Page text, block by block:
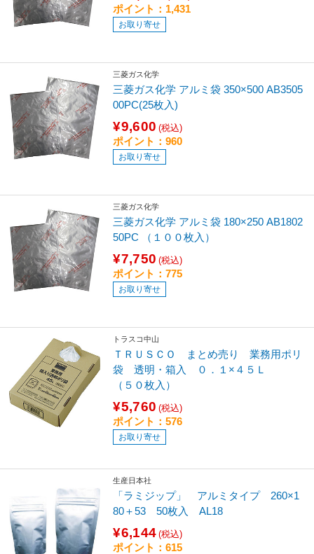
ポイント：1,431
お取り寄せ
三菱ガス化学
三菱ガス化学 アルミ袋 350×500 AB3505
00PC(25枚入)
¥9,600 (税込)
ポイント：960
お取り寄せ
三菱ガス化学
三菱ガス化学 アルミ袋 180×250 AB1802
50PC （１００枚入）
¥7,750 (税込)
ポイント：775
お取り寄せ
トラスコ中山
ＴＲＵＳＣＯ まとめ売り 業務用ポリ
袋 透明・箱入 ０．１×４５Ｌ
（５０枚入）
¥5,760 (税込)
ポイント：576
お取り寄せ
生産日本社
「ラミジップ」 アルミタイプ 260×1
80＋53 50枚入 AL18
¥6,144 (税込)
ポイント：615